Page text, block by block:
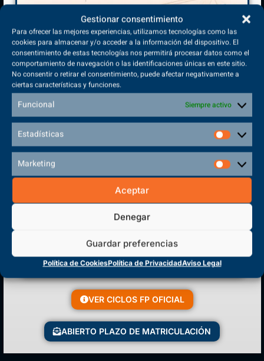
Gestionar consentimiento
Para ofrecer las mejores experiencias, utilizamos tecnologías como las
cookies para almacenar y/o acceder a la información del dispositivo. El
consentimiento de estas tecnologías nos permitirá procesar datos como el
comportamiento de navegación o las identificaciones únicas en este sitio.
No consentir o retirar el consentimiento, puede afectar negativamente a
ciertas características y funciones.
Funcional Siempre activo
Estadísticas
Marketing
Aceptar
Denegar
Guardar preferencias
Política de CookiesPolítica de PrivacidadAviso Legal
Matriculación Abierta
¡Reserva tu plaza ahora!
Polígono Sector VI, 45683, Cazalegas - Toledo
CENTRO DE FORMACIÓN
PROFESIONAL
VER CICLOS FP OFICIAL
ABIERTO PLAZO DE MATRICULACIÓN